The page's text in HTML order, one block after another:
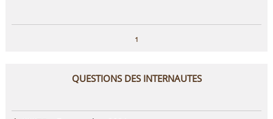
1
QUESTIONS DES INTERNAUTES